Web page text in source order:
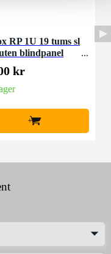
RP 1U 19 tums sl
blindpanel
kr
+